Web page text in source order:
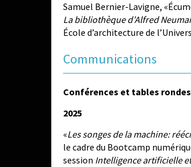
Samuel Bernier-Lavigne,
La bibliothèque d’Alfred
École d’architecture de
Communications
Conférences et tables rondes
2025
«Les songes de la machine:
le cadre du Bootcamp
session Intelligence artificielle